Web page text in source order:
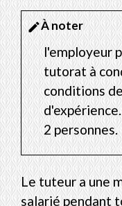
editÀ noter
l'employeur
tutorat à
conditions
2 personnes.
Le tuteur a une
salarié pendant